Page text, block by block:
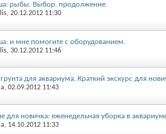
рыбы. Выбор. продолжение.
, 20.12.2012 11:30
и мне помогите с оборудованием.
, 30.12.2012 11:46
для аквариума. Краткий экскурс для
, 02.09.2012 11:43
для новичка: еженедельная уборка в
, 14.10.2012 11:33